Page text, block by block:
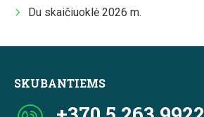
Du skaičiuoklė 2026 m.
SKUBANTIEMS